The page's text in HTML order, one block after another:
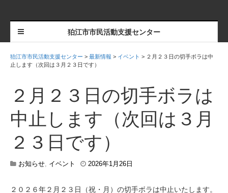
狛江市市民活動支援センター
狛江市市民活動支援センター > 最新情報 > イベント > ２月２３日の切手ボラは中
止します（次回は３月２３日です）
２月２３日の切手ボラは
中止します（次回は３月
２３日です）
お知らせ, イベント 2026年1月26日
6
２０２６年２月２３日（祝・月）の切手ボラは中止いたします。